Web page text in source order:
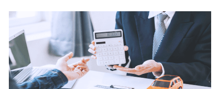
■少額短期保険
株式会社アシロ少額短期保険 (https://kailash.co.jp/)
SBIいきいき少額短期保険会社 (https://www.i-
sedai.com/)
SBIペット少額短期保険株式会社 (https://www.sbipet-
ssi.co.jp/)